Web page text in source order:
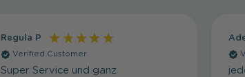
Regula P
Verified Customer
Super Service und ganz